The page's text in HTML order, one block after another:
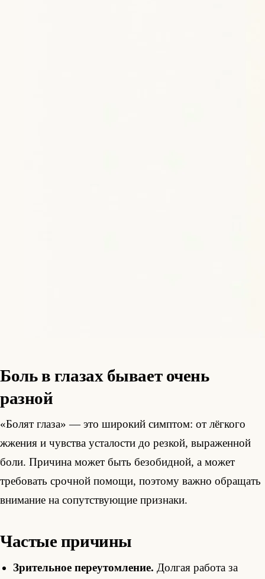
Боль в глазах бывает очень
разной
«Болят глаза» — это широкий симптом: от лёгкого
жжения и чувства усталости до резкой, выраженной
боли. Причина может быть безобидной, а может
требовать срочной помощи, поэтому важно обращать
внимание на сопутствующие признаки.
Частые причины
Зрительное переутомление. Долгая работа за